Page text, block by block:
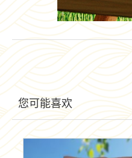
您可能喜欢